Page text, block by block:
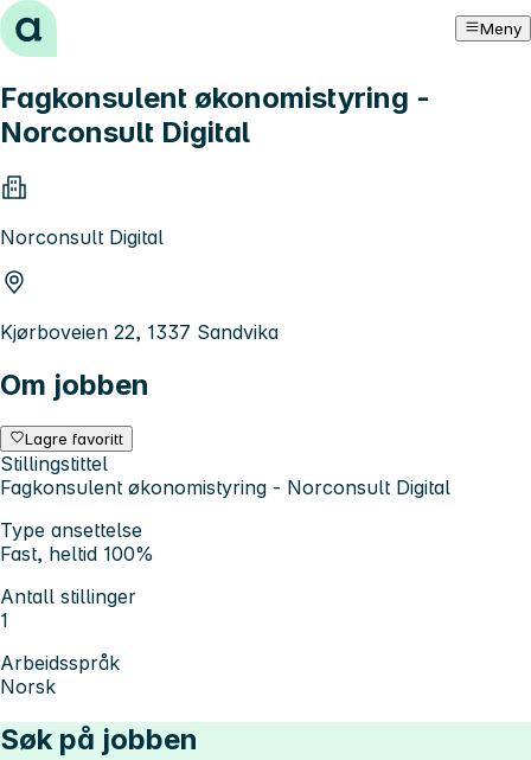
Hopp til innhold Meny
Fagkonsulent økonomistyring -
Norconsult Digital
Norconsult Digital
Kjørboveien 22, 1337 Sandvika
Om jobben
Lagre favoritt
Stillingstittel
Fagkonsulent økonomistyring - Norconsult Digital
Type ansettelse
Fast, heltid 100%
Antall stillinger
1
Arbeidsspråk
Norsk
Søk på jobben